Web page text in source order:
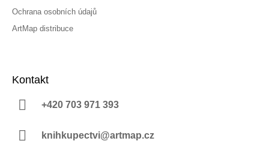
Ochrana osobních údajů
ArtMap distribuce
Kontakt
+420 703 971 393
knihkupectvi@artmap.cz